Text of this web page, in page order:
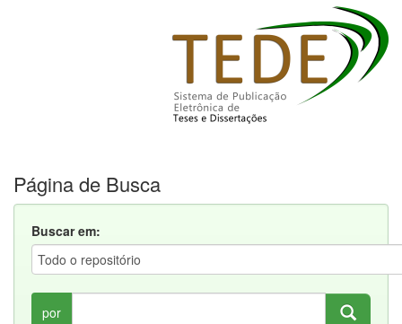
Página de Busca
Buscar em:
por